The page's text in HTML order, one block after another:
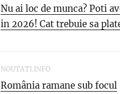
Nu ai loc de munca? Poti
in 2026! Cat trebuie sa
NOUTATI.INFO
România ramane sub focul